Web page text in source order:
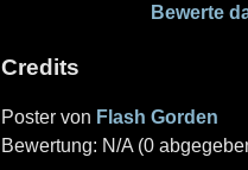
Bewerte
Credits
Poster von Flash Gorden
Bewertung: N/A (0